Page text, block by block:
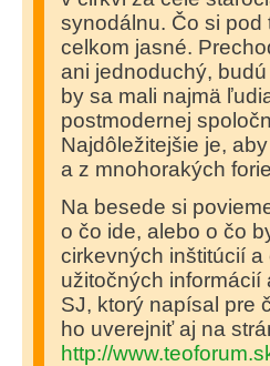
synodálnu. Čo si
celkom jasné.
ani jednoduchý,
by sa mali najmä
postmodernej
Najdôležitejšie je,
a z mnohorakých
Na besede si
o čo ide, alebo o čo
cirkevných inštitúcií
užitočných
SJ, ktorý napísal pre
ho uverejniť aj na
http://